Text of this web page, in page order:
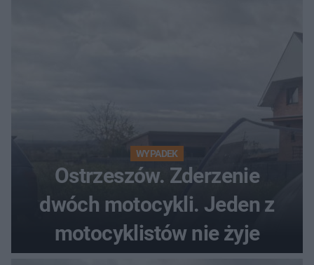
WYPADEK
Ostrzeszów. Zderzenie
dwóch motocykli. Jeden z
motocyklistów nie żyje